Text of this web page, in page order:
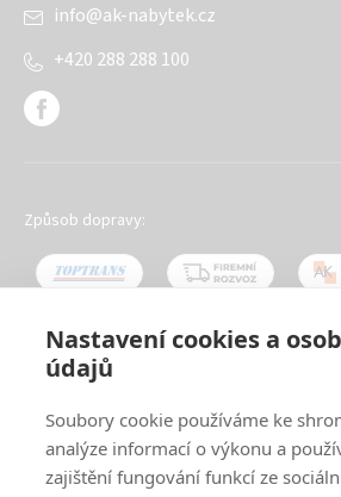
Nastavení cookies a
údajů
Soubory cookie používáme ke
analýze informací o výkonu a
zajištění fungování funkcí ze
info@ak-nabytek.cz
+420 288 288 100
Způsob dopravy: